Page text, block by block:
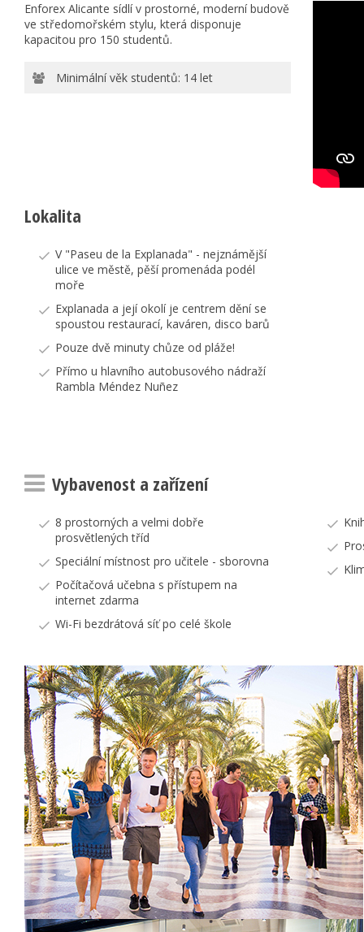
Enforex Alicante sídlí v prostorné, moderní budově
ve středomořském stylu, která disponuje
kapacitou pro 150 studentů.
Minimální věk studentů: 14 let
Lokalita
V "Paseu de la Explanada" - nejznámější
ulice ve městě, pěší promenáda podél
moře
Explanada a její okolí je centrem dění se
spoustou restaurací, kaváren, disco barů
Pouze dvě minuty chůze od pláže!
Přímo u hlavního autobusového nádraží
Rambla Méndez Nuñez
Vybavenost a zařízení
8 prostorných a velmi dobře
prosvětlených tříd
Speciální místnost pro učitele - sborovna
Počítačová učebna s přístupem na
internet zdarma
Wi-Fi bezdrátová síť po celé škole